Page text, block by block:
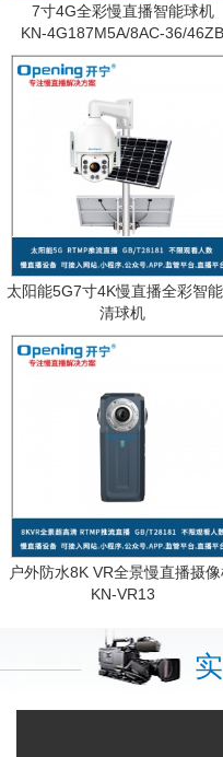
7寸4G全彩慢直播智能球机
KN-4G187M5A/8AC-36/46ZB
太阳能5G7寸4K慢直播全彩智
清球机
户外防水8K VR全景慢直播摄
KN-VR13